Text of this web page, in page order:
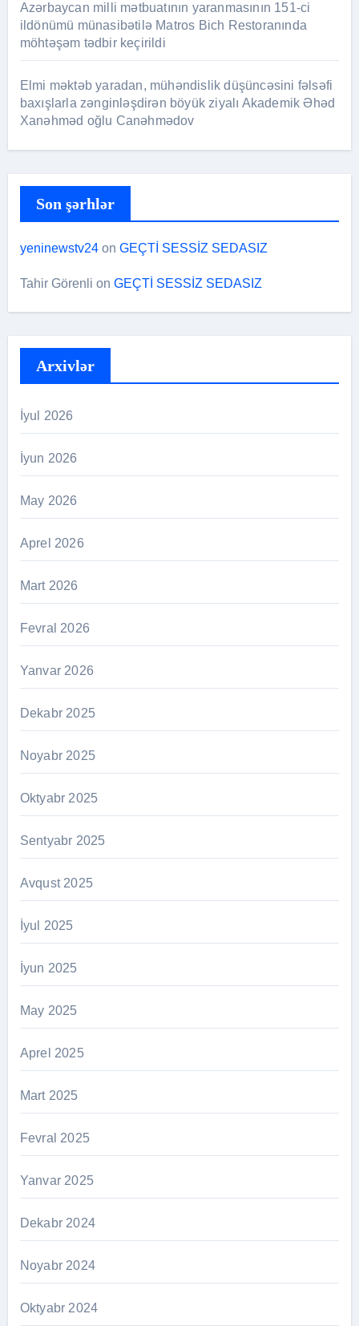
Azərbaycan milli mətbuatının yaranmasının 151-ci
ildönümü münasibətilə Matros Bich Restoranında
möhtəşəm tədbir keçirildi
Elmi məktəb yaradan, mühəndislik düşüncəsini fəlsəfi
baxışlarla zənginləşdirən böyük ziyalı Akademik Əhəd
Xanəhməd oğlu Canəhmədov
Son şərhlər
yeninewstv24on GEÇTİ SESSİZ SEDASIZ
Tahir Görenli on GEÇTİ SESSİZ SEDASIZ
Arxivlər
İyul 2026
İyun 2026
May 2026
Aprel 2026
Mart 2026
Fevral 2026
Yanvar 2026
Dekabr 2025
Noyabr 2025
Oktyabr 2025
Sentyabr 2025
Avqust 2025
İyul 2025
İyun 2025
May 2025
Aprel 2025
Mart 2025
Fevral 2025
Yanvar 2025
Dekabr 2024
Noyabr 2024
Oktyabr 2024